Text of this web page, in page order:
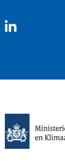
Linkedin